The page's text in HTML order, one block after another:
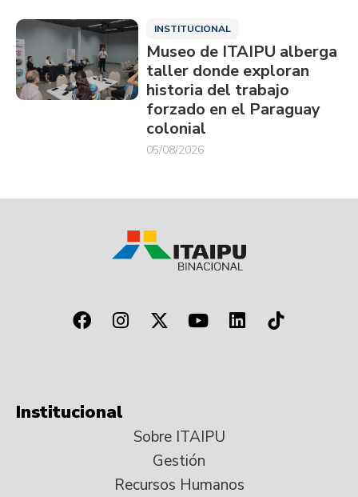
INSTITUCIONAL
Museo de ITAIPU alberga
taller donde exploran
historia del trabajo
forzado en el Paraguay
colonial
05/08/2026
Institucional
Sobre ITAIPU
Gestión
Recursos Humanos